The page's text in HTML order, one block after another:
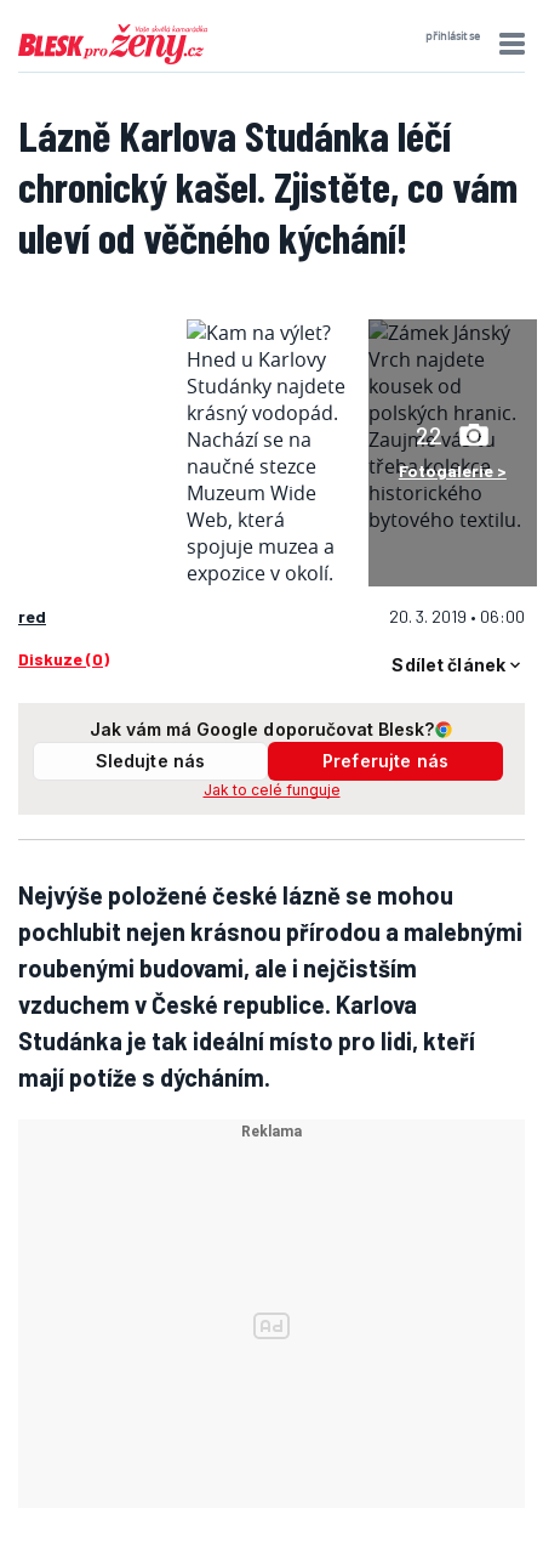
přihlásit se
Lázně Karlova Studánka léčí
chronický kašel. Zjistěte, co vám
uleví od věčného kýchání!
22
Fotogalerie >
red 20. 3. 2019 • 06:00
Diskuze (0) Sdílet článek
Jak vám má Google doporučovat Blesk?
Sledujte nás
Preferujte nás
Jak to celé funguje
Nejvýše položené české lázně se mohou
pochlubit nejen krásnou přírodou a malebnými
roubenými budovami, ale i nejčistším
vzduchem v České republice. Karlova
Studánka je tak ideální místo pro lidi, kteří
mají potíže s dýcháním.